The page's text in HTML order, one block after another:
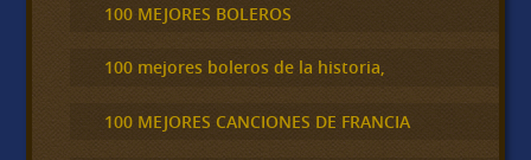
100 MEJORES BOLEROS
100 mejores boleros de la historia,
100 MEJORES CANCIONES DE FRANCIA